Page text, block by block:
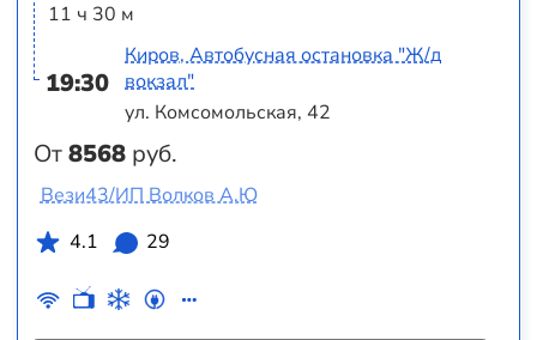
11 ч 30 м
19:30
От8568 руб.
Киров, Автобусная остановка "Ж/д
вокзал"
ул. Комсомольская, 42
Вези43/ИП Волков А.Ю
4.1
29